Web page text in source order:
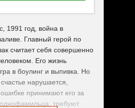
1991 год, война в
Главный герой по
считает себя совершенно
Его жизнь
в боулинг и выпивка. Но
нарушается,
ошибке принимают его за
требуют